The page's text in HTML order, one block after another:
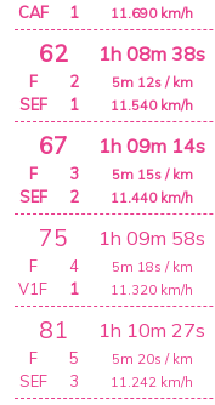
11.690 km/h
CAF
1
62 1h 08m 38s
5m 12s / km
11.540 km/h
F
2
SEF
1
67 1h 09m 14s
5m 15s / km
11.440 km/h
F
3
SEF
2
75 1h 09m 58s
5m 18s / km
11.320 km/h
F
4
V1F
1
81 1h 10m 27s
5m 20s / km
11.242 km/h
F
5
SEF
3